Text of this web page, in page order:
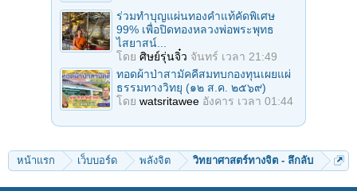
ร่วมทําบุญแผ่นทองคำแท้คัดพิเศษ
99% เพื่อปิดทองหลวงพ่อพระพุทธ
ไสยาสน์...
โดย ศิษย์รุ่นจิ๋ว จันทร์ เวลา 21:49
ทอดผ้าป่าสามัคคีสมทบกองทุนเผยแผ่
ธรรมทางวิทยุ (๑๒ ส.ค. ๒๕๖๙)
โดย watsritawee อังคาร เวลา 01:44
หน้าแรก เว็บบอร์ด พลังจิต วิทยาศาสตร์ทางจิต - ลึกลับ